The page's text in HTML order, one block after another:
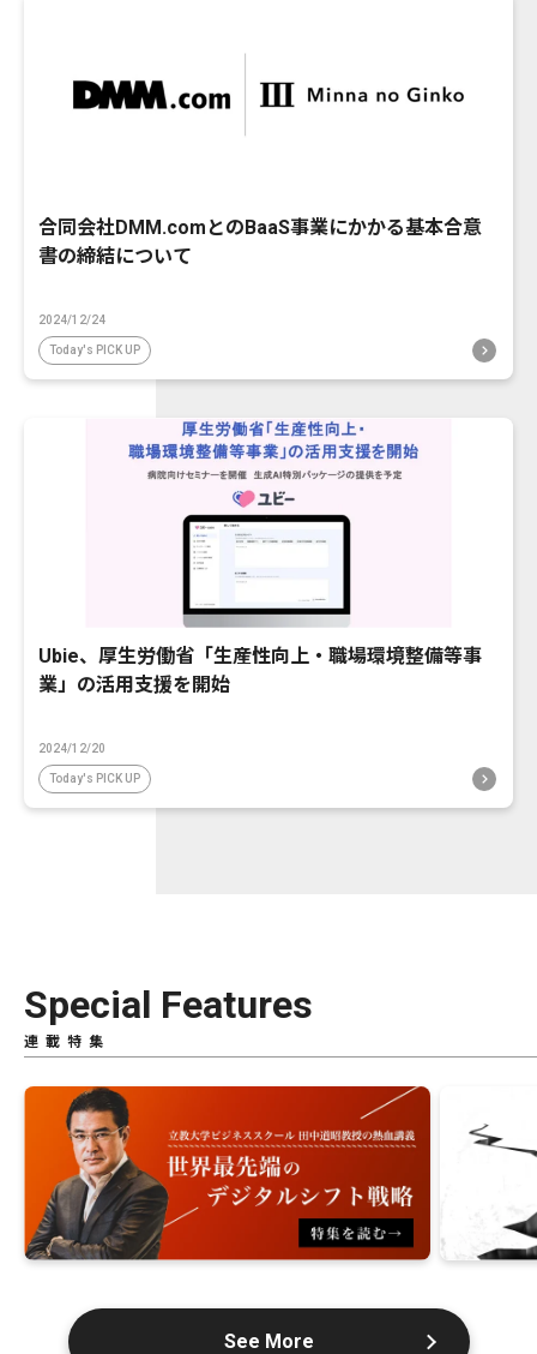
合同会社DMM.comとのBaaS事業にかかる基本合意
書の締結について
2024/12/24
Today's PICK UP
Ubie、厚生労働省「生産性向上・職場環境整備等事
業」の活用支援を開始
2024/12/20
Today's PICK UP
Special Features
連載特集
See More